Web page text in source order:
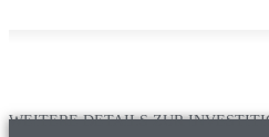
WEITERE DETAILS ZUR